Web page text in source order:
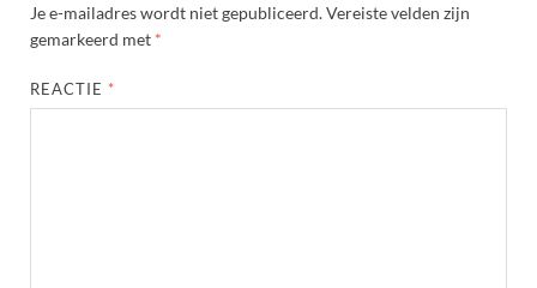
Je e-mailadres wordt niet gepubliceerd.Vereiste velden zijn
gemarkeerd met *
REACTIE *